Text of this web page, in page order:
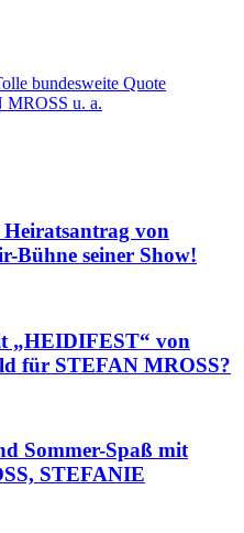
bundesweite Quote
MROSS u. a.
von
Bühne seiner Show!
„HEIDIFEST“ von
für STEFAN MROSS?
Sommer-Spaß mit
STEFANIE